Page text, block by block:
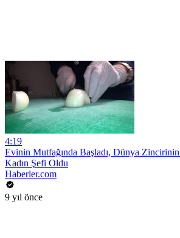
4:19
Evinin Mutfağında Başladı, Dünya
Kadın Şefi Oldu
Haberler.com
9 yıl önce